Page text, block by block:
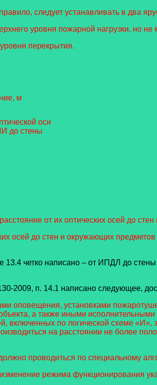
следует устанавливать в два
уровня пожарной нагрузки, но не
перекрытия.
м
оси
до стены
от их оптических осей до
осей до стен и окружающих
четко написано – от ИПДЛ до
2009, п. 14.1 написано следующее,
оповещения, установками
а также иными исполнительными
по логической схеме «И»,
на расстоянии не более
проводиться по специальному
режима функционирования